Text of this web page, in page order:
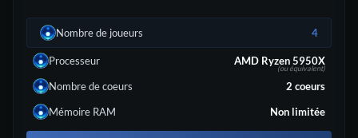
Nombre de joueurs 4
Processeur AMD Ryzen 5950X
(ou équivalent)
Nombre de coeurs 2 coeurs
Mémoire RAM
Non limitée